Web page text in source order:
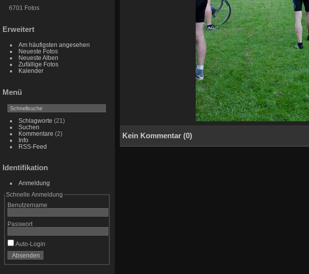
6701 Fotos
Erweitert
Am häufigsten angesehen
Neueste Fotos
Neueste Alben
Zufällige Fotos
Kalender
Menü
Schlagworte (21)
Suchen
Kommentare (2)
Info
RSS-Feed
Identifikation
Anmeldung
Schnelle Anmeldung
Benutzername
Passwort
Auto-Login
Kein Kommentar (0)